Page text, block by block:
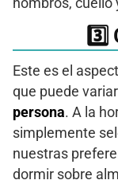
3️⃣
Este es el
que puede variar
persona. A la
simplemente
nuestras
dormir sobre